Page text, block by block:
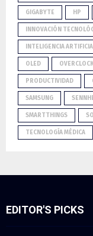
GIGABYTE HP
INNOVACIÓN
INTELIGENCIA
OLED
PRODUCTIVIDAD
SAMSUNG
SMARTTHINGS
TECNOLOGÍA MÉDICA
EDITOR'S PICKS